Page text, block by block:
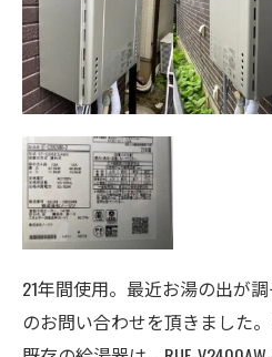
21年間使用。最近お湯の出が
のお問い合わせを頂きました